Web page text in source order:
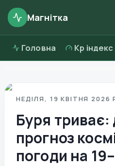
Магнітка
Головна Kp індекс
НЕДІЛЯ, 19 КВІТНЯ 2026
Буря
прогноз
погоди на